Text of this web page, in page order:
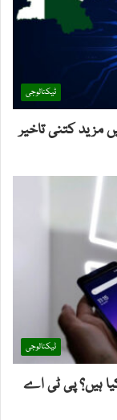
ٹیکنالوجی
مزید کتنی تاخیر
ٹیکنالوجی
ہیں؟ پی ٹی اے